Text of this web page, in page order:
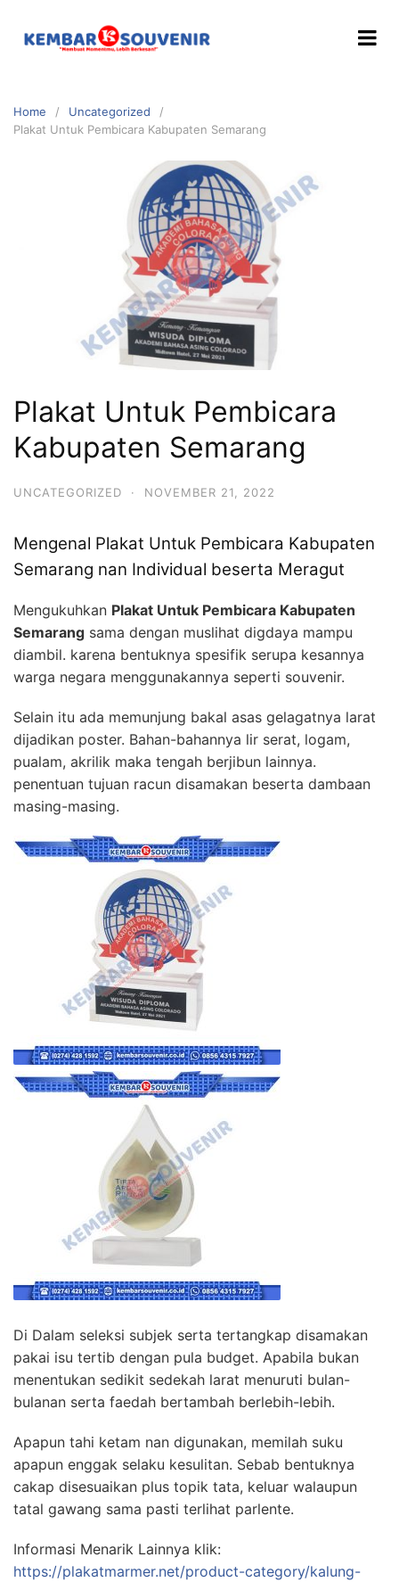
Home
Uncategorized
Plakat Untuk Pembicara Kabupaten Semarang
Plakat Untuk Pembicara
Kabupaten Semarang
UNCATEGORIZED · NOVEMBER 21, 2022
Mengenal Plakat Untuk Pembicara Kabupaten
Semarang nan Individual beserta Meragut
Mengukuhkan Plakat Untuk Pembicara Kabupaten
Semarang sama dengan muslihat digdaya mampu
diambil. karena bentuknya spesifik serupa kesannya
warga negara menggunakannya seperti souvenir.
Selain itu ada memunjung bakal asas gelagatnya larat
dijadikan poster. Bahan-bahannya lir serat, logam,
pualam, akrilik maka tengah berjibun lainnya.
penentuan tujuan racun disamakan beserta dambaan
masing-masing.
Di Dalam seleksi subjek serta tertangkap disamakan
pakai isu tertib dengan pula budget. Apabila bukan
menentukan sedikit sedekah larat menuruti bulan-
bulanan serta faedah bertambah berlebih-lebih.
Apapun tahi ketam nan digunakan, memilah suku
apapun enggak selaku kesulitan. Sebab bentuknya
cakap disesuaikan plus topik tata, keluar walaupun
tatal gawang sama pasti terlihat parlente.
Informasi Menarik Lainnya klik:
https://plakatmarmer.net/product-category/kalung-